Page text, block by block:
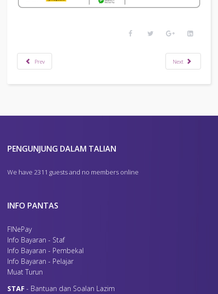
Prev Next
PENGUNJUNG DALAM TALIAN
We have 2311 guests and no members online
INFO PANTAS
FINePay
Info Bayaran - Staf
Info Bayaran - Pembekal
Info Bayaran - Pelajar
Muat Turun
STAF - Bantuan dan Soalan Lazim